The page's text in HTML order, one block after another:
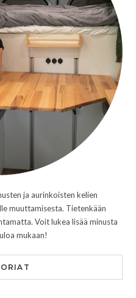
ja aurinkoisten kelien
muuttamisesta. Tietenkään
Voit lukea lisää minusta
mukaan!